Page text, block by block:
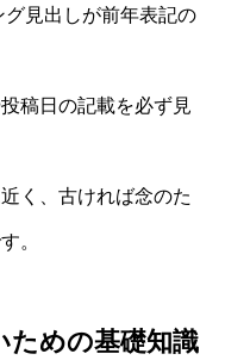
見出しが前年表記の
稿日の記載を必ず見
く、古ければ念のた
。
ための基礎知識